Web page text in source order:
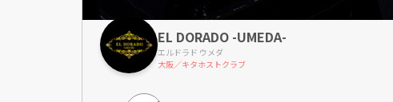
EL DORADO -UMEDA-
エルドラド ウメダ
大阪／キタホストクラブ